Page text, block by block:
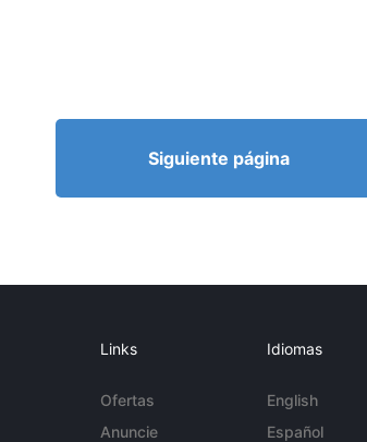
Siguiente página
Links
Ofertas
Anuncie
Idiomas
English
Español